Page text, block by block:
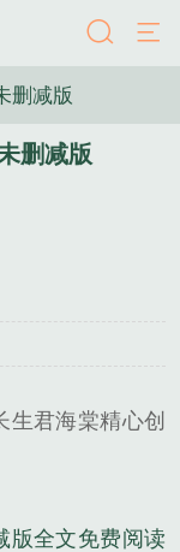
删减版
删减版
生君海棠精心创
版全文免费阅读